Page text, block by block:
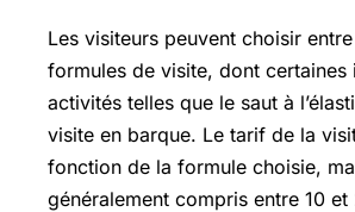
Les visiteurs peuvent choisir
formules de visite, dont certaines
activités telles que le saut à
visite en barque. Le tarif de la
fonction de la formule choisie,
généralement compris entre 10